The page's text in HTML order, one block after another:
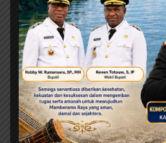
Agustus 7, 2026
MRP Tegaskan
Utara: “Ini Soal
Saireri”
Agustus 7, 2026
Warisan Leluhur
Ribuan Artefak
Diserahkan ke
Selengkapnya